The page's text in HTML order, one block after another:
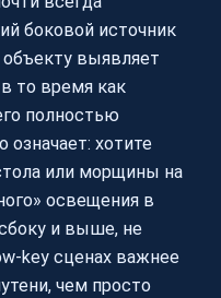
боковой источник
объекту выявляет
то время как
полностью
означает: хотите
или морщины на
освещения в
и выше, не
сценах важнее
чем просто